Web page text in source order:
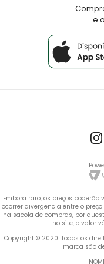
e
Embora raro, os preços
ocorrer divergência entre o
na sacola de compras, por
no site, o valor
marca são